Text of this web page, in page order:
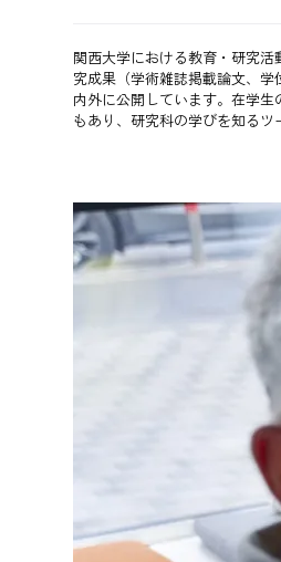
関西大学における教育・研究
究成果（学術雑誌掲載論文、
内外に公開しています。在学
もあり、研究科の学びを知るツ